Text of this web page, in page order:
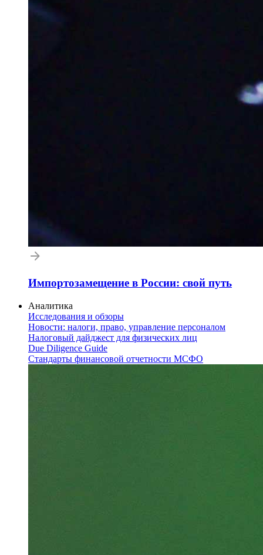
Импортозамещение в России: свой путь
Аналитика
Исследования и обзоры
Новости: налоги, право, управление персоналом
Налоговый дайджест для физических лиц
Due Diligence Guide
Стандарты финансовой отчетности МСФО